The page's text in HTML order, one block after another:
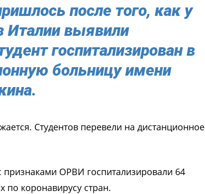
после того, как у
Италии выявили
госпитализирован в
больницу имени
Студентов перевели на дистанционное
признаками ОРВИ госпитализировали 64
по коронавирусу стран.